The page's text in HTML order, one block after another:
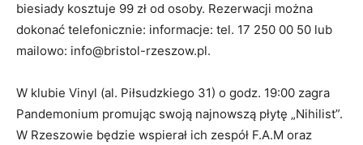
biesiady kosztuje 99 zł od osoby. Rezerwacji można
dokonać telefonicznie: informacje: tel. 17 250 00 50 lub
mailowo: info@bristol-rzeszow.pl.
W klubie Vinyl (al. Piłsudzkiego 31) o godz. 19:00 zagra
Pandemonium promując swoją najnowszą płytę „Nihilist”.
W Rzeszowie będzie wspierał ich zespół F.A.M oraz